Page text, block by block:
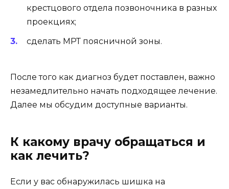
крестцового отдела позвоночника в разных
проекциях;
сделать МРТ поясничной зоны.
После того как диагноз будет поставлен, важно
незамедлительно начать подходящее лечение.
Далее мы обсудим доступные варианты.
К какому врачу обращаться и
как лечить?
Если у вас обнаружилась шишка на